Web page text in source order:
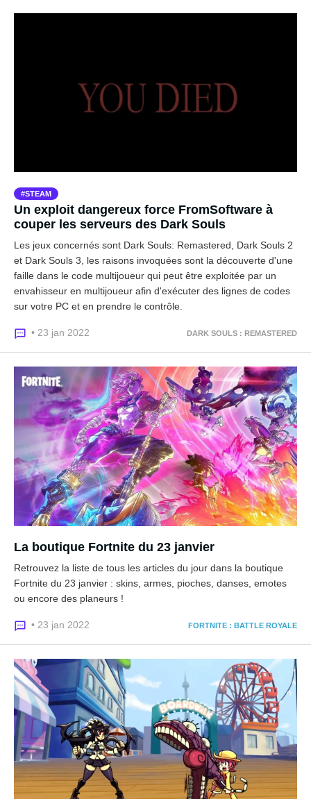
STEAM
Un exploit dangereux force FromSoftware à
couper les serveurs des Dark Souls
Les jeux concernés sont Dark Souls: Remastered, Dark Souls 2
et Dark Souls 3, les raisons invoquées sont la découverte d'une
faille dans le code multijoueur qui peut être exploitée par un
envahisseur en multijoueur afin d'exécuter des lignes de codes
sur votre PC et en prendre le contrôle.
• 23 jan 2022 DARK SOULS : REMASTERED
La boutique Fortnite du 23 janvier
Retrouvez la liste de tous les articles du jour dans la boutique
Fortnite du 23 janvier : skins, armes, pioches, danses, emotes
ou encore des planeurs !
• 23 jan 2022 FORTNITE : BATTLE ROYALE